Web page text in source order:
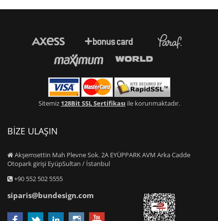
Sitemiz 128Bit SSL Sertifikası ile korunmaktadır.
BİZE ULAŞIN
Akşemsettin Mah Plevne Sok. 2A EYÜPPARK AVM Arka Cadde
Otopark girişi EyüpSultan / İstanbul
+90 552 502 5555
siparis@bundesign.com